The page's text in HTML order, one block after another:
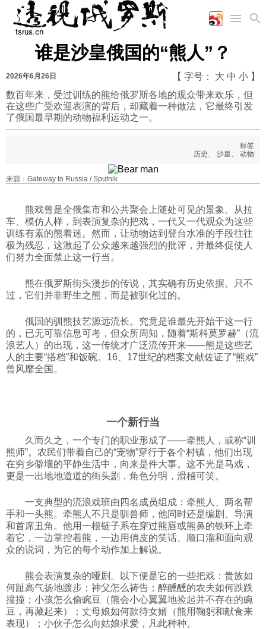
国际
时政
军事
海军
陆军
军事合作
评论
经济
商业
工业
能源
农业
科技
社会
文化
教育
美食
娱乐
体育
旅游
视听
图片新闻
高清图片
漫画
视频
图表
谁是沙皇俄国的“熊人”？
2026年6月26日 【 字号： 大 中 小 】
数百年来，受过训练的熊给俄罗斯各地的观众带来欢乐，但
在这些广受欢迎表演的背后，却藏着一种做法，它最终引发
了俄国最早期的动物福利运动之一。
标签
历史 、 沙皇、 动物
来源：Gateway to Russia / Sputnik
熊戏曾是全俄集市和公共聚会上随处可见的景象。从拉
车、模仿人样，到表演复杂的把戏，一代又一代观众为这些
训练有素的熊着迷。然而，让动物达到登台水准的手段往往
极为残忍，这激起了公众越来越强烈的批评，并最终促使人
们努力全面禁止这一行当。
熊在俄罗斯街头漫步的传说，其实确有历史依据。只不
过，它们并非野生之熊，而是被驯化过的。
俄国的驯熊技艺源远流长。究竟是谁最先开始干这一行
的，已无可靠信息可考，但众所周知，随着“斯科莫罗赫”（流
浪艺人）的出现，这一传统才广泛流传开来——熊是这些艺
人的主要“搭档”和饭碗。16、17世纪的档案文献佐证了“熊戏”
曾风靡全国。
一个新行当
久而久之，一个专门的职业形成了——牵熊人，或称“训
熊师”。农民们带着自己的“宠物”穿行于各个村镇，他们出现
在穷乡僻壤的平静生活中，向来是件大事。这不光是马戏，
更是一出地地道道的街头剧，角色分明，滑稽可笑。
一支典型的流浪戏班由四名成员组成：牵熊人、两名帮
手和一头熊。牵熊人不只是驯兽师，他同时还是编剧、导演
和首席丑角。他用一根链子系在穿过熊唇或熊鼻的铁环上牵
着它，一边掌控着熊，一边用俏皮的笑话、顺口溜和面向观
众的说词，为它的每个动作加上解说。
熊会表演复杂的哑剧。以下便是它的一些把戏：贵族如
何趾高气扬地踱步；神父怎么祷告；醉醺醺的农夫如何跌跌
撞撞；小孩怎么偷豌豆（熊会小心翼翼地捡起并不存在的豌
豆，再藏起来）；丈母娘如何款待女婿（熊用鞠躬和献食来
表现）；小伙子怎么向姑娘求爱，凡此种种。